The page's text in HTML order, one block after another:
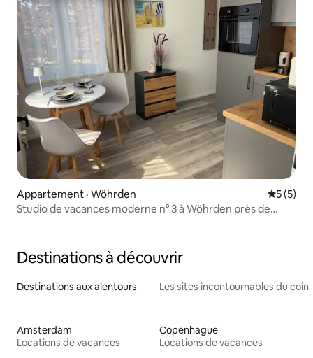
Appartement · Wöhrden Note
5 (5)
Studio de vacances moderne n° 3 à Wöhrden près de
Destinations à découvrir
Destinations aux alentours Les sites incontournables du coin
Amsterdam
Locations de vacances
Copenhague
Locations de vacances